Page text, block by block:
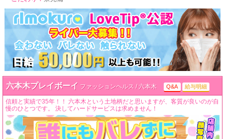
六本木プレイボーイ ファッションヘルス / 六本木 Q&A 給与明細
信頼と実績で35年！！ 六本木という土地柄だと思いますが、客質が良いのが自
慢のひとつです。 決してハードサービスは求めません！